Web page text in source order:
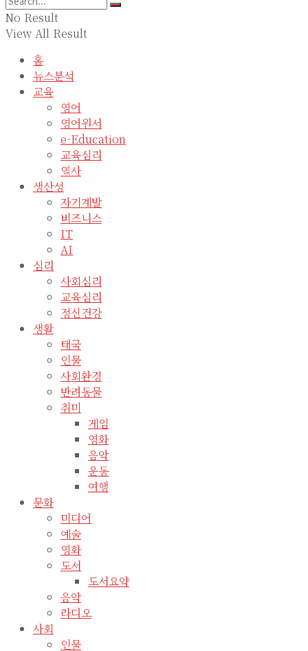
No Result
View All Result
홈
뉴스분석
교육
영어
영어원서
e-Education
교육심리
역사
생산성
자기계발
비즈니스
IT
AI
심리
사회심리
교육심리
정신건강
생활
태국
인물
사회환경
반려동물
취미
게임
영화
음악
운동
여행
문화
미디어
예술
영화
도서
도서요약
음악
라디오
사회
인물